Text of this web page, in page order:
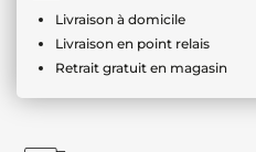
Livraison à domicile
Livraison en point relais
Retrait gratuit en magasin